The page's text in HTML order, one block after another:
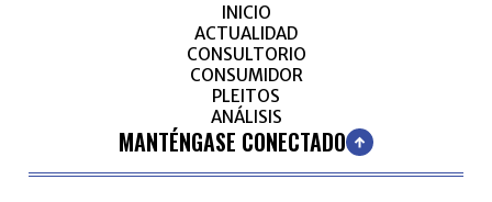
INICIO
ACTUALIDAD
CONSULTORIO
CONSUMIDOR
PLEITOS
ANÁLISIS
MANTÉNGASE CONECTADO